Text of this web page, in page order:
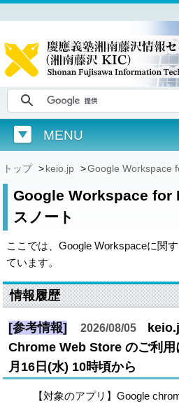
MENU
トップ >keio.jp >Google Workspace
Google Workspace for
スノート
ここでは、Google Workspaceに関
ています。
情報履歴
[参考情報] 2026/08/05
Chrome Web Store のご利
月16日(水) 10時頃から
【対象のアプリ】Google